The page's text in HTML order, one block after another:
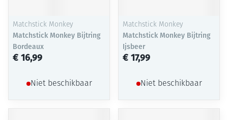
Matchstick Monkey
Matchstick Monkey Bijtring
Bordeaux
€ 16,99
Niet beschikbaar
Matchstick Monkey
Matchstick Monkey Bijtring
Ijsbeer
€ 17,99
Niet beschikbaar